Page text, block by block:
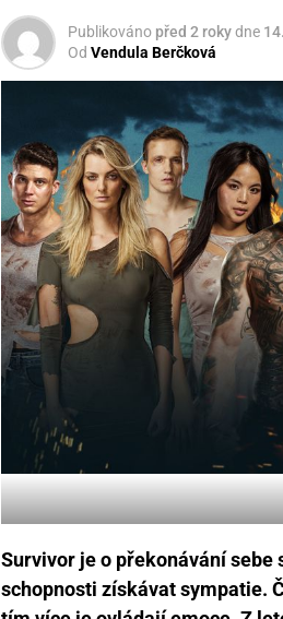
Publikováno před 2 rokydne
Od Vendula Berčková
Survivor je o překonávání sebe
schopnosti získávat sympatie.